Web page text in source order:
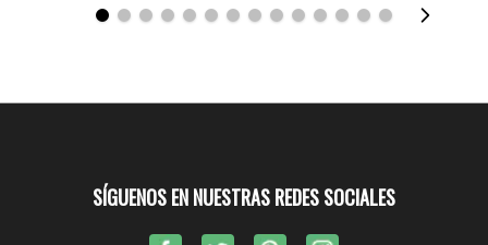
SÍGUENOS EN NUESTRAS REDES SOCIALES